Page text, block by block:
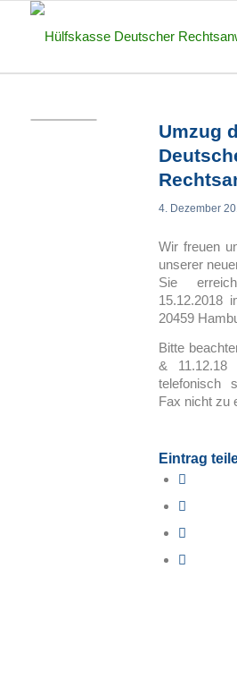
Umzug
4. Dezember
Wir freuen
unserer
Sie
15.12.2018
20459
Bitte
& 11.12.18
telefonisch
Fax nicht zu
Eintrag